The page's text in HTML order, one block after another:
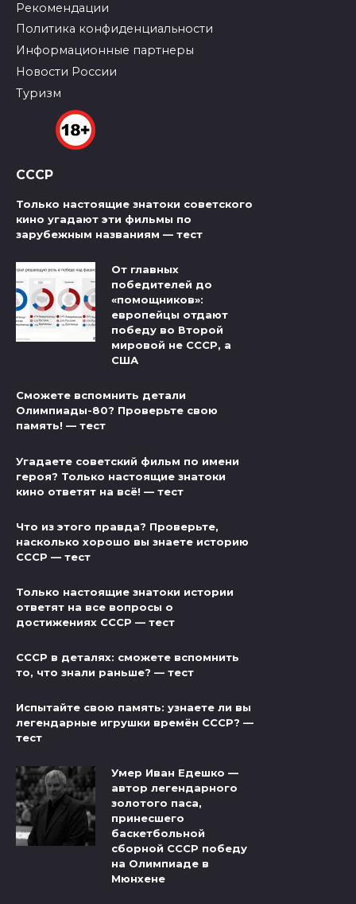
Рекомендации
Политика конфиденциальности
Информационные партнеры
Новости России
Туризм
СССР
Только настоящие знатоки советского
кино угадают эти фильмы по
зарубежным названиям — тест
От главных
победителей до
«помощников»:
европейцы отдают
победу во Второй
мировой не СССР, а
США
Сможете вспомнить детали
Олимпиады-80? Проверьте свою
память! — тест
Угадаете советский фильм по имени
героя? Только настоящие знатоки
кино ответят на всё! — тест
Что из этого правда? Проверьте,
насколько хорошо вы знаете историю
СССР — тест
Только настоящие знатоки истории
ответят на все вопросы о
достижениях СССР — тест
СССР в деталях: сможете вспомнить
то, что знали раньше? — тест
Испытайте свою память: узнаете ли вы
легендарные игрушки времён СССР? —
тест
Умер Иван Едешко —
автор легендарного
золотого паса,
принесшего
баскетбольной
сборной СССР победу
на Олимпиаде в
Мюнхене